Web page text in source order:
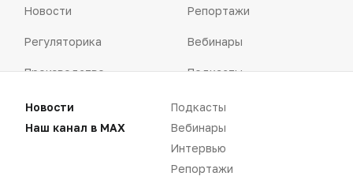
Новости
Регуляторика
Производство
Розница
Дистрибуция
Репортажи
Вебинары
Подкасты
Интервью
Газета
Оформить подписку
Новости
Наш канал в MAX
Подкасты
Вебинары
Интервью
Репортажи